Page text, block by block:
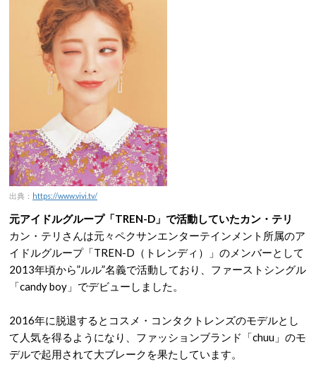
出典： https://www.vivi.tv/
元アイドルグループ「TREN-D」で活動していたカン・テリ
カン・テリさんは元々ペクサンエンターテインメント所属のア
イドルグループ「TREN-D（トレンディ）」のメンバーとして
2013年頃から”ルル”名義で活動しており、ファーストシングル
「candy boy」でデビューしました。
2016年に脱退するとコスメ・コンタクトレンズのモデルとし
て人気を得るようになり、ファッションブランド「chuu」のモ
デルで起用されて大ブレークを果たしています。